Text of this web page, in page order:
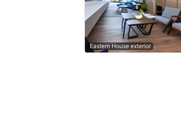
Eastern House exterior